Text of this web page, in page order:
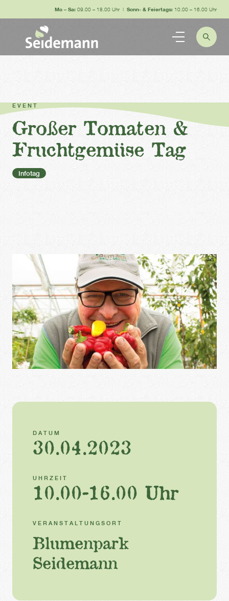
Mo – Sa: 09.00 – 18.00 Uhr | Sonn- & Feiertags: 10.00 – 16.00 Uhr
EVENT
Großer Tomaten &
Fruchtgemüse Tag
Infotag
DATUM
30.04.2023
UHRZEIT
10.00-16.00 Uhr
VERANSTALTUNGSORT
Blumenpark
Seidemann